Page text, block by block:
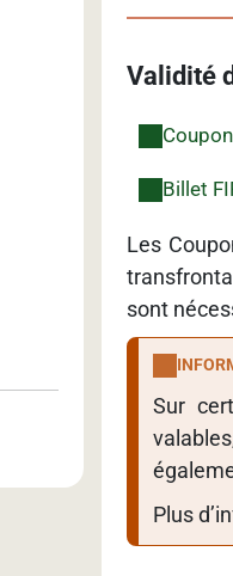
Validité
Billet
Les
sont
Sur
Plus